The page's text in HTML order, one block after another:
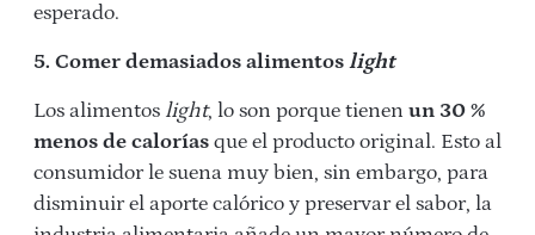
esperado.
5. Comer demasiados alimentos light
Los alimentos light, lo son porque tienen un 30 %
menos de calorías que el producto original. Esto al
consumidor le suena muy bien, sin embargo, para
disminuir el aporte calórico y preservar el sabor, la